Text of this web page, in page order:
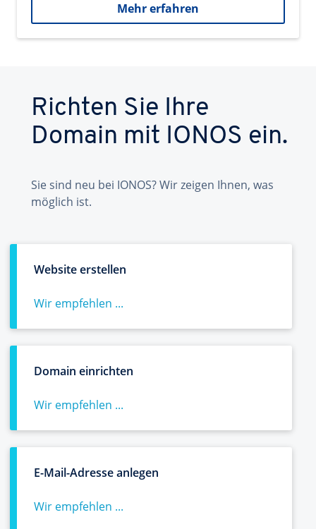
Mehr erfahren
Richten Sie Ihre
Domain mit IONOS ein.
Sie sind neu bei IONOS? Wir zeigen Ihnen, was
möglich ist.
Website erstellen
Wir empfehlen ...
Domain einrichten
Wir empfehlen ...
E-Mail-Adresse anlegen
Wir empfehlen ...